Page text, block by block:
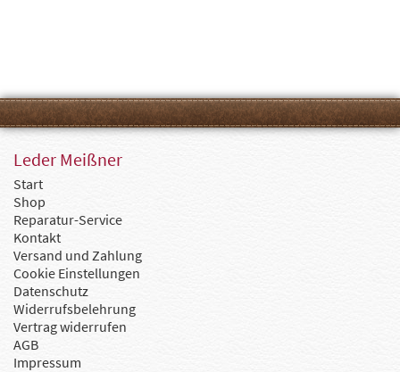
Leder Meißner
Start
Shop
Reparatur-Service
Kontakt
Versand und Zahlung
Cookie Einstellungen
Datenschutz
Widerrufsbelehrung
Vertrag widerrufen
AGB
Impressum